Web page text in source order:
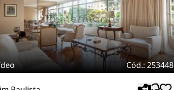
Cód.: 253448